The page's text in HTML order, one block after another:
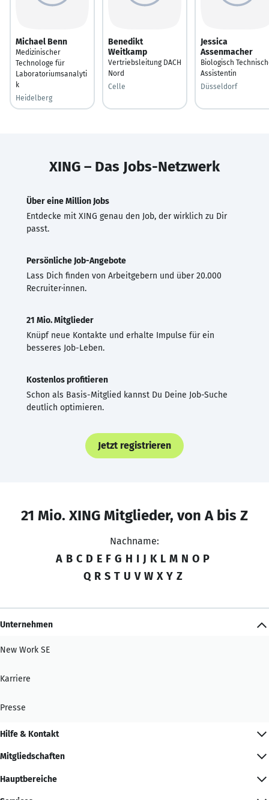
Michael Benn
Medizinischer
Technologe für
Laboratoriumsanalyti
k
Heidelberg
Benedikt
Weitkamp
Vertriebsleitung DACH
Nord
Celle
Jessica
Assenmacher
Biologisch
Assistentin
Düsseldorf
XING – Das Jobs-Netzwerk
Über eine Million Jobs
Entdecke mit XING genau den Job, der wirklich zu Dir
passt.
Persönliche Job-Angebote
Lass Dich finden von Arbeitgebern und über 20.000
Recruiter·innen.
21 Mio. Mitglieder
Knüpf neue Kontakte und erhalte Impulse für ein
besseres Job-Leben.
Kostenlos profitieren
Schon als Basis-Mitglied kannst Du Deine Job-Suche
deutlich optimieren.
Jetzt registrieren
21 Mio. XING Mitglieder, von A bis Z
Nachname:
A B C D E F G H I J K L M N O P
Q R S T U V W X Y Z
Unternehmen
New Work SE
Karriere
Presse
Hilfe & Kontakt
Mitgliedschaften
Hauptbereiche